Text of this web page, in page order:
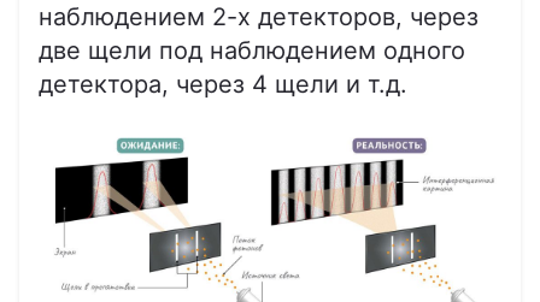
наблюдением 2-х детекторов, через
две щели под наблюдением одного
детектора, через 4 щели и т.д.